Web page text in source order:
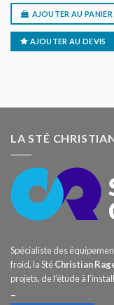
AJOUTER AU PANIER
AJOUTER AU DEVIS
LA STÉ
Spécialiste des
froid, la StéChristian
projets, de l’étude à
–